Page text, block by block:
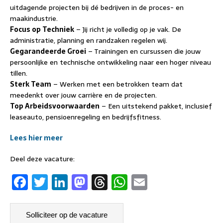
uitdagende projecten bij dé bedrijven in de proces- en
maakindustrie.
Focus op Techniek – Jij richt je volledig op je vak. De
administratie, planning en randzaken regelen wij.
Gegarandeerde Groei – Trainingen en cursussen die jouw
persoonlijke en technische ontwikkeling naar een hoger niveau
tillen.
Sterk Team – Werken met een betrokken team dat
meedenkt over jouw carrière en de projecten.
Top Arbeidsvoorwaarden – Een uitstekend pakket, inclusief
leaseauto, pensioenregeling en bedrijfsfitness.
Lees hier meer
Deel deze vacature:
F
a
c
T
w
it
Li
n
k
M
a
st
T
h
W
h